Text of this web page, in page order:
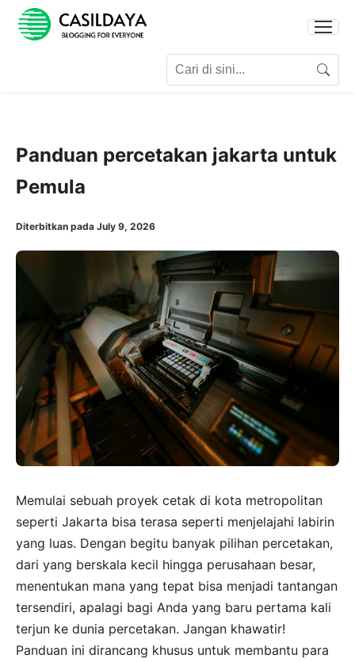
Search
Panduan percetakan jakarta untuk
Pemula
Diterbitkan pada July 9, 2026
Memulai sebuah proyek cetak di kota metropolitan
seperti Jakarta bisa terasa seperti menjelajahi labirin
yang luas. Dengan begitu banyak pilihan percetakan,
dari yang berskala kecil hingga perusahaan besar,
menentukan mana yang tepat bisa menjadi tantangan
tersendiri, apalagi bagi Anda yang baru pertama kali
terjun ke dunia percetakan. Jangan khawatir!
Panduan ini dirancang khusus untuk membantu para